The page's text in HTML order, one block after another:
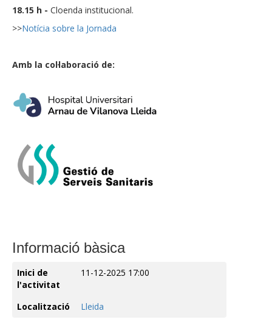
18.15 h - Cloenda institucional.
>>Notícia sobre la Jornada
Amb la col·laboració de:
Informació bàsica
Inici de
l'activitat
11-12-2025 17:00
Localització Lleida